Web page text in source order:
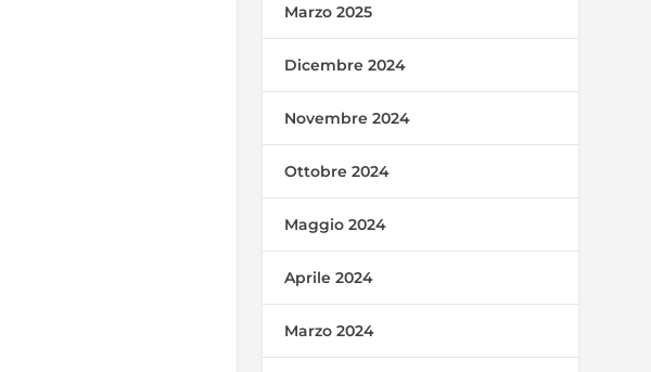
Marzo 2025
Dicembre 2024
Novembre 2024
Ottobre 2024
Maggio 2024
Aprile 2024
Marzo 2024